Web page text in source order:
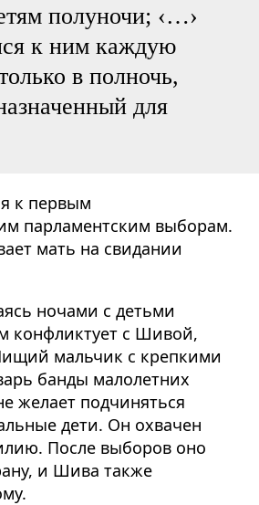
полуночи; ‹…›
к ним каждую
в полночь,
для
к первым
парламентским выборам.
мать на свидании
ночами с детьми
конфликтует с Шивой,
мальчик с крепкими
банды малолетних
желает подчиняться
дети. Он охвачен
После выборов оно
и Шива также